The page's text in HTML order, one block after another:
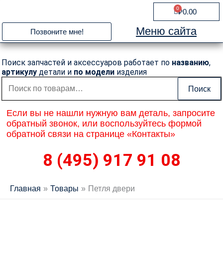
содержимому
₽0.00
0
Cart
Позвоните мне! Меню сайта
Поиск запчастей и аксессуаров работает по названию,
артикулу детали и по модели изделия
Искать:
Поиск
Если вы не нашли нужную вам деталь, запросите
обратный звонок, или воспользуйтесь формой
обратной связи на странице «Контакты»
8 (495) 917 91 08
Главная Товары Петля двери